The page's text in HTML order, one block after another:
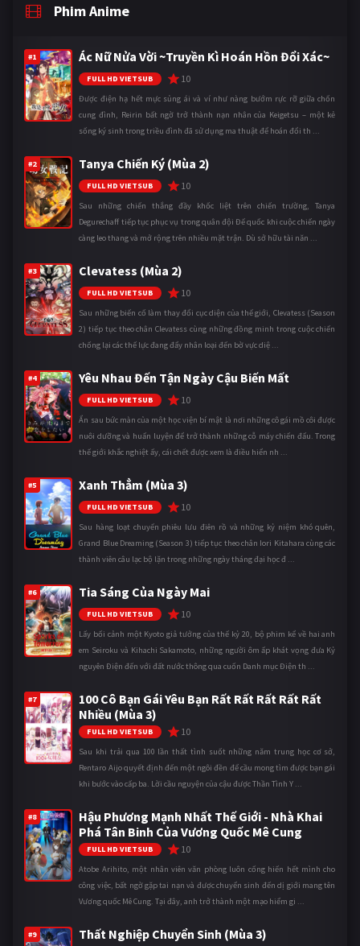
Phim Anime
#1 Ác Nữ Nửa Vời ~Truyền Kì Hoán Hồn Đổi Xác~
FULL HD VIETSUB 10
Được điện hạ hết mực sủng ái và ví như nàng bướm rực rỡ giữa chốn
cung đình, Reirin bất ngờ trở thành nạn nhân của Keigetsu – một kẻ
sống ký sinh trong triều đình đã sử dụng ma thuật để hoán đổi th ...
#2 Tanya Chiến Ký (Mùa 2)
FULL HD VIETSUB 10
Sau những chiến thắng đầy khốc liệt trên chiến trường, Tanya
Degurechaff tiếp tục phục vụ trong quân đội Đế quốc khi cuộc chiến ngày
càng leo thang và mở rộng trên nhiều mặt trận. Dù sở hữu tài năn ...
#3 Clevatess (Mùa 2)
FULL HD VIETSUB 10
Sau những biến cố làm thay đổi cục diện của thế giới, Clevatess (Season
2) tiếp tục theo chân Clevatess cùng những đồng minh trong cuộc chiến
chống lại các thế lực đang đẩy nhân loại đến bờ vực diệ ...
#4 Yêu Nhau Đến Tận Ngày Cậu Biến Mất
FULL HD VIETSUB 10
Ẩn sau bức màn của một học viện bí mật là nơi những cô gái mồ côi được
nuôi dưỡng và huấn luyện để trở thành những cỗ máy chiến đấu. Trong
thế giới khắc nghiệt ấy, cái chết được xem là điều hiển nh ...
#5 Xanh Thẳm (Mùa 3)
FULL HD VIETSUB 10
Sau hàng loạt chuyến phiêu lưu điên rồ và những kỷ niệm khó quên,
Grand Blue Dreaming (Season 3) tiếp tục theo chân Iori Kitahara cùng các
thành viên câu lạc bộ lặn trong những ngày tháng đại học đ ...
#6 Tia Sáng Của Ngày Mai
FULL HD VIETSUB 10
Lấy bối cảnh một Kyoto giả tưởng của thế kỷ 20, bộ phim kể về hai anh
em Seiroku và Kihachi Sakamoto, những người ôm ấp khát vọng đưa Kỷ
nguyên Điện đến với đất nước thông qua cuốn Danh mục Điện th ...
#7
100 Cô Bạn Gái Yêu Bạn Rất Rất Rất Rất Rất
Nhiều (Mùa 3)
FULL HD VIETSUB 10
Sau khi trải qua 100 lần thất tình suốt những năm trung học cơ sở,
Rentaro Aijo quyết định đến một ngôi đền để cầu mong tìm được bạn gái
khi bước vào cấp ba. Lời cầu nguyện của cậu được Thần Tình Y ...
#8
Hậu Phương Mạnh Nhất Thế Giới - Nhà Khai
Phá Tân Binh Của Vương Quốc Mê Cung
FULL HD VIETSUB 10
Atobe Arihito, một nhân viên văn phòng luôn cống hiến hết mình cho
công việc, bất ngờ gặp tai nạn và được chuyển sinh đến dị giới mang tên
Vương quốc Mê Cung. Tại đây, anh trở thành một mạo hiểm gi ...
#9 Thất Nghiệp Chuyển Sinh (Mùa 3)